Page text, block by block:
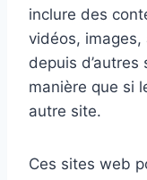
inclure des
vidéos,
depuis
manière que si
autre site.
Ces sites web